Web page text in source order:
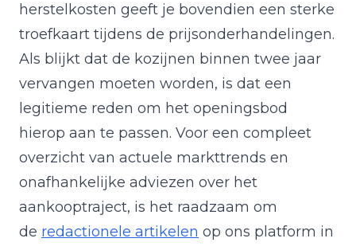
herstelkosten geeft je bovendien een sterke
troefkaart tijdens de prijsonderhandelingen.
Als blijkt dat de kozijnen binnen twee jaar
vervangen moeten worden, is dat een
legitieme reden om het openingsbod
hierop aan te passen. Voor een compleet
overzicht van actuele markttrends en
onafhankelijke adviezen over het
aankooptraject, is het raadzaam om
de redactionele artikelen op ons platform in